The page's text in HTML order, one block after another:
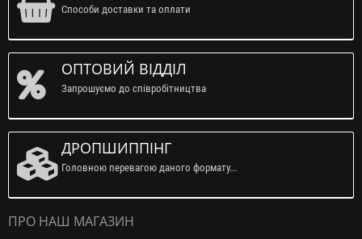
Способи доставки та оплати
ОПТОВИЙ ВІДДІЛ
Запрошуємо до співробітництва
ДРОПШИППІНГ
Головною перевагою даного формату...
ПРО НАШ МАГАЗИН